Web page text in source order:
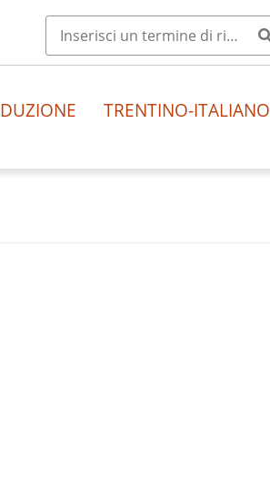
TRENTINO-ITALIANO